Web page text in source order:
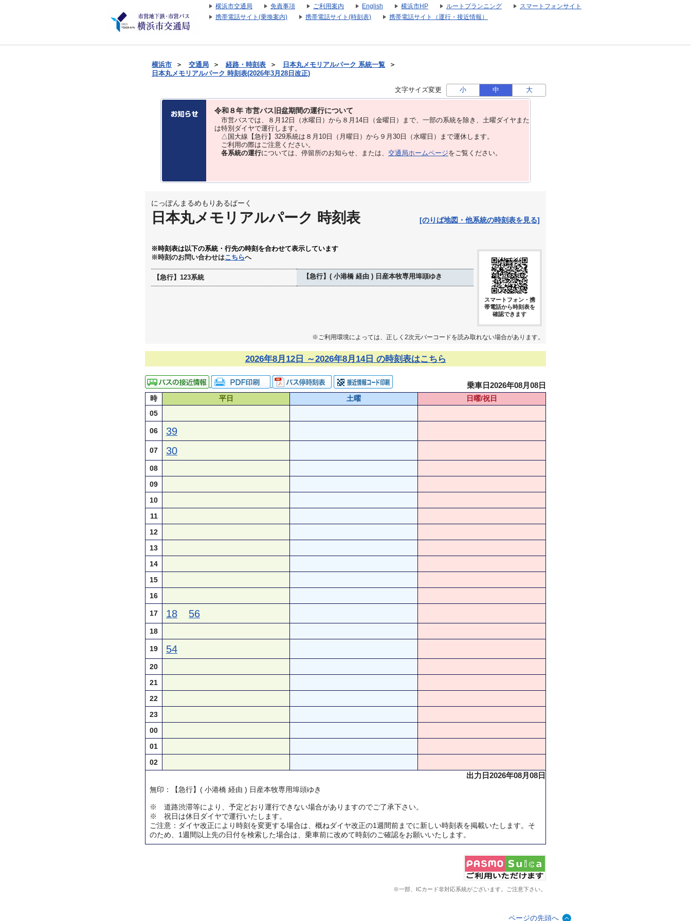
横浜市交通局 免責事項 ご利用案内 English 横浜市HP ルートプランニング
スマートフォンサイト
携帯電話サイト(乗換案内)
携帯電話サイト(時刻表) 携帯電話サイト（運行・接近情報）
横浜市 ＞ 交通局 ＞ 経路・時刻表 ＞ 日本丸メモリアルパーク 系統一覧 ＞
日本丸メモリアルパーク 時刻表(2026年3月28日改正)
文字サイズ変更 小 中 大
令和８年 市営バス旧盆期間の運行について
市営バスでは、８⽉12⽇（水曜日）から８⽉14⽇（金曜日）まで、⼀部の系統を除き、⼟曜ダイヤまた
は特別ダイヤで運⾏します。
△国大線【急行】329系統は８月10日（月曜日）から９月30日（水曜日）まで運休します。
ご利用の際はご注意ください。
各系統の運行については、停留所のお知らせ、または、 交通局ホームページをご覧ください。
にっぽんまるめもりあるぱーく
日本丸メモリアルパーク 時刻表 [のりば地図・他系統の時刻表を見る]
※時刻表は以下の系統・行先の時刻を合わせて表示しています
※時刻のお問い合わせはこちらへ
【急行】123系統 【急行】( 小港橋 経由 ) 日産本牧専用埠頭ゆき
スマートフォン・携
帯電話から時刻表を
確認できます
※ご利用環境によっては、正しく2次元バーコードを読み取れない場合があります。
2026年8月12日 ～2026年8月14日 の時刻表はこちら
乗車日2026年08月08日
時 平日 土曜
日曜/祝日
05
06 39
07 30
08
09
10
11
12
13
14
15
16
17 18 56
18
19 54
20
21
22
23
00
01
02
出力日2026年08月08日
無印：【急行】( 小港橋 経由 ) 日産本牧専用埠頭ゆき
※ 道路渋滞等により、予定どおり運行できない場合がありますのでご了承下さい。
※ 祝日は休日ダイヤで運行いたします。
ご注意：ダイヤ改正により時刻を変更する場合は、概ねダイヤ改正の1週間前までに新しい時刻表を掲載いたします。そ
のため、1週間以上先の日付を検索した場合は、乗車前に改めて時刻のご確認をお願いいたします。
※一部、ICカード非対応系統がございます。ご注意下さい。
ページの先頭へ